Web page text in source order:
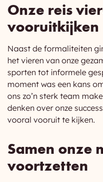
Onze reis
vooruitkijken
Naast de formaliteiten
het vieren van onze
sporten tot informele
moment was een kans
ons zo’n sterk team
denken over onze
vooral vooruit te kijken.
Samen onze
voortzetten